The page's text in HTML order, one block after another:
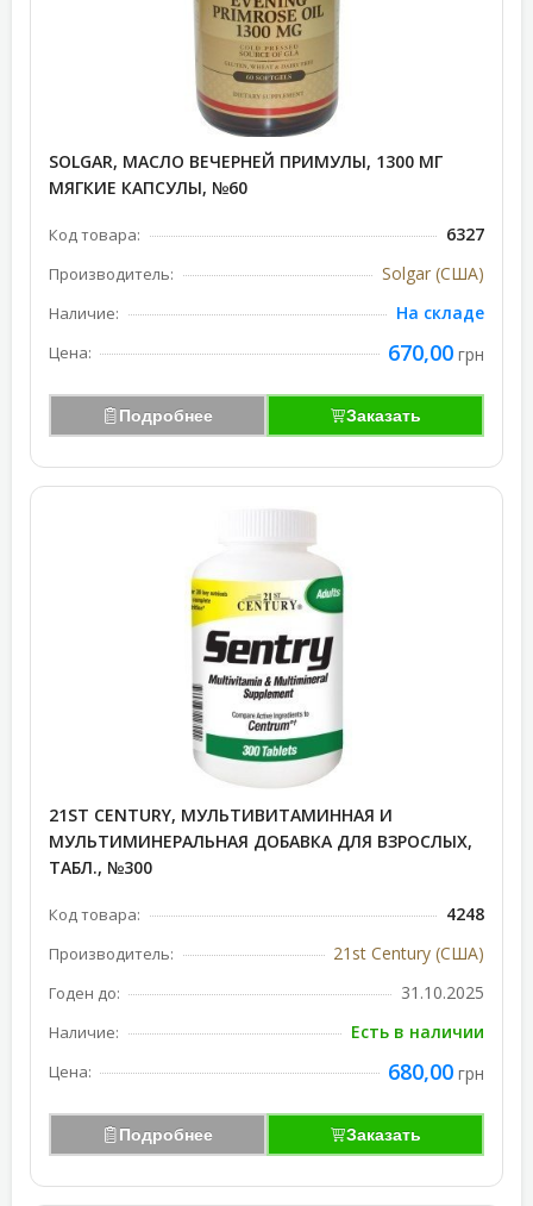
SOLGAR, МАСЛО ВЕЧЕРНЕЙ ПРИМУЛЫ, 1300 МГ
МЯГКИЕ КАПСУЛЫ, №60
Код товара: 6327
Производитель: Solgar (США)
Наличие: На складе
Цена: 670,00 грн
Подробнее Заказать
21ST CENTURY, МУЛЬТИВИТАМИННАЯ И
МУЛЬТИМИНЕРАЛЬНАЯ ДОБАВКА ДЛЯ ВЗРОСЛЫХ,
ТАБЛ., №300
Код товара: 4248
Производитель: 21st Century (США)
Годен до: 31.10.2025
Наличие: Есть в наличии
Цена: 680,00 грн
Подробнее Заказать